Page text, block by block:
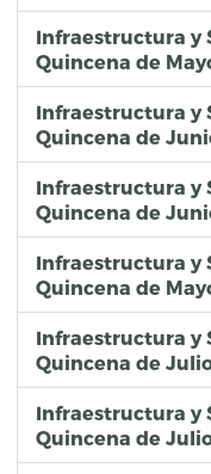
Infraestructura y
Quincena de
Infraestructura y
Quincena de
Infraestructura y
Quincena de
Infraestructura y
Quincena de
Infraestructura y
Quincena de
Infraestructura y
Quincena de